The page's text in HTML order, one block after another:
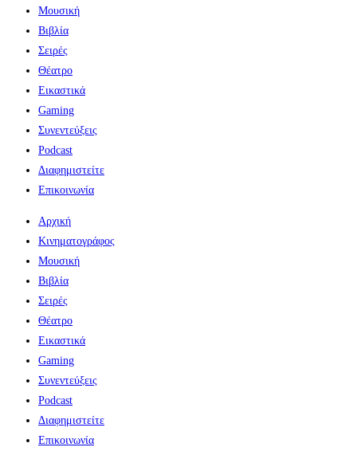
Μουσική
Βιβλία
Σειρές
Θέατρο
Εικαστικά
Gaming
Συνεντεύξεις
Podcast
Διαφημιστείτε
Επικοινωνία
Αρχική
Κινηματογράφος
Μουσική
Βιβλία
Σειρές
Θέατρο
Εικαστικά
Gaming
Συνεντεύξεις
Podcast
Διαφημιστείτε
Επικοινωνία